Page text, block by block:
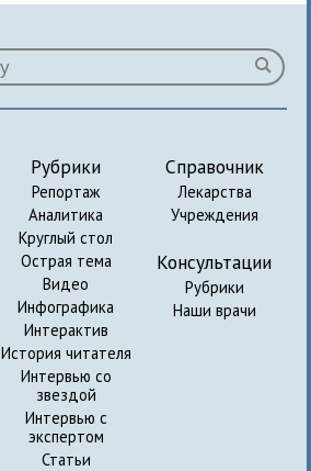
Рубрики
Репортаж
Аналитика
Круглый стол
Острая тема
Видео
Инфографика
Интерактив
История читателя
Интервью со
звездой
Интервью с
экспертом
Статьи
Справочник
Лекарства
Учреждения
Консультации
Рубрики
Наши врачи